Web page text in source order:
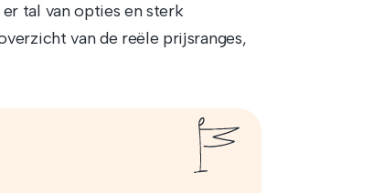
tal van opties en sterk
van de reële prijsranges,